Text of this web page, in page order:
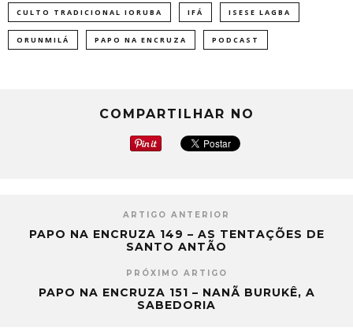
CULTO TRADICIONAL IORUBA IFÁ ISESE LAGBA
ORUNMILÁ PAPO NA ENCRUZA PODCAST
COMPARTILHAR NO
ARTIGO ANTERIOR
PAPO NA ENCRUZA 149 – AS TENTAÇÕES DE
SANTO ANTÃO
PRÓXIMO ARTIGO
PAPO NA ENCRUZA 151 – NANÃ BURUKÊ, A
SABEDORIA